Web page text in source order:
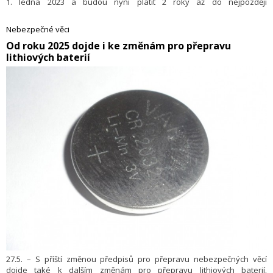
Nebezpečné věci
​Od roku 2025 dojde i ke změnám pro přepravu
lithiových baterií
27.5. – S příští změnou předpisů pro přepravu nebezpečných věcí
dojde také k dalším změnám pro přepravu lithiových baterií.